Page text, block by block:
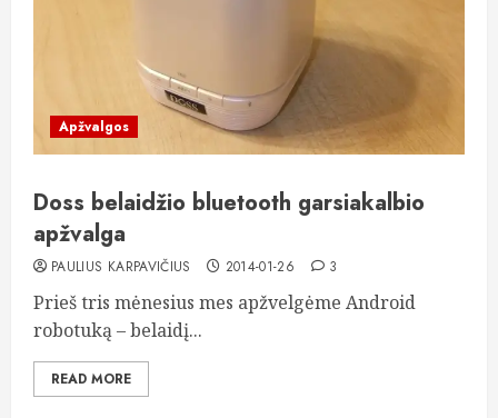
Apžvalgos
Doss belaidžio bluetooth garsiakalbio
apžvalga
PAULIUS KARPAVIČIUS 2014-01-26 3
Prieš tris mėnesius mes apžvelgėme Android
robotuką – belaidį...
READ MORE